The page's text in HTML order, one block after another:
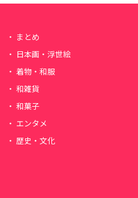
まとめ
日本画・浮世絵
着物・和服
和雑貨
和菓子
エンタメ
歴史・文化